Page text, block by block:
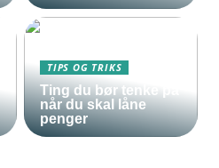
TIPS OG TRIKS
Ting du bør tenke på
når du skal låne
penger